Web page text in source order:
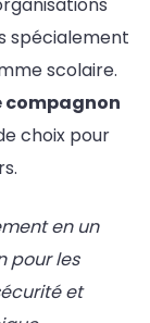
spécialement
scolaire.
choix pour
en un
pour les
et